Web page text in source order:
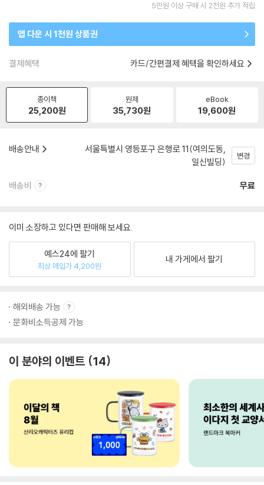
5만원 이상 구매 시 2천원 추가 적립
앱 다운 시 1천원 상품권
결제혜택 카드/간편결제 혜택을 확인하세요
종이책
25,200원
원제
35,730원
eBook
19,600원
배송안내
서울특별시 영등포구 은행로 11(여의도동,
일신빌딩)
변경
배송비 무료
이미 소장하고 있다면 판매해 보세요.
예스24에 팔기
최상 매입가 4,200원
내 가게에서 팔기
해외배송 가능
문화비소득공제 가능
이 분야의 이벤트 14